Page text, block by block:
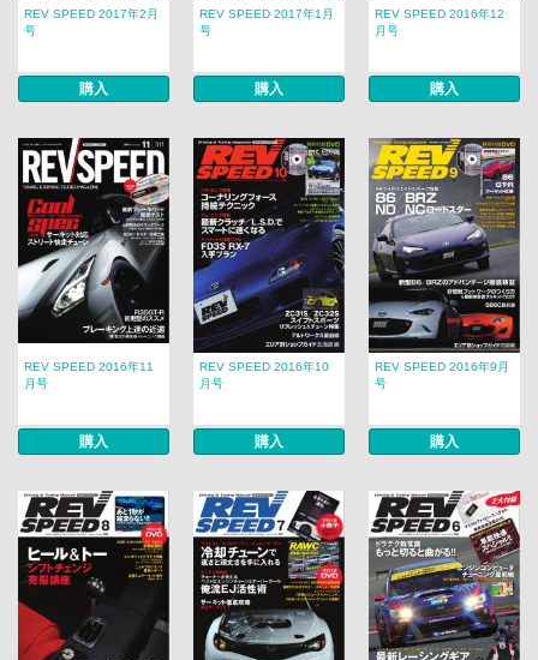
REV SPEED 2017年2月
号
購入
REV SPEED 2017年1月
号
購入
REV SPEED 2016年12
月号
購入
REV SPEED 2016年11
月号
購入
REV SPEED 2016年10
月号
購入
REV SPEED 2016年9月
号
購入